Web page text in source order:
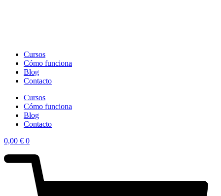
Cursos
Cómo funciona
Blog
Contacto
Cursos
Cómo funciona
Blog
Contacto
0,00 € 0